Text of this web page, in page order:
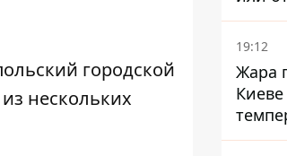
городской
нескольких
19:12
Жара
Киеве
день